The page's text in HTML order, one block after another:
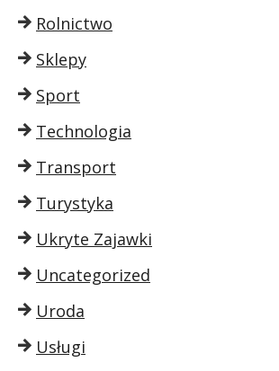
Rolnictwo
Sklepy
Sport
Technologia
Transport
Turystyka
Ukryte Zajawki
Uncategorized
Uroda
Usługi